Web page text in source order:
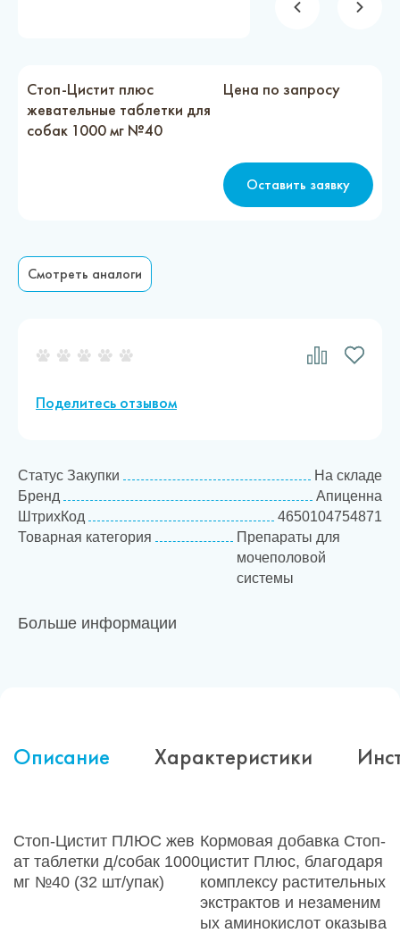
О компании
Стоп-Цистит плюс
жевательные таблетки для
собак 1000 мг №40
Цена по запросу
Оставить заявку
Смотреть аналоги
Поделитесь отзывом
Статус Закупки
На складе
Бренд
Апиценна
ШтрихКод
4650104754871
Товарная категория
Препараты для
мочеполовой
системы
Больше информации
Описание Характеристики
Стоп-Цистит ПЛЮС жев
ат таблетки д/собак 1000
мг №40 (32 шт/упак)
Кормовая добавка Стоп-
цистит Плюс, благодаря
комплексу растительных
экстрактов и незаменим
ых аминокислот оказыва